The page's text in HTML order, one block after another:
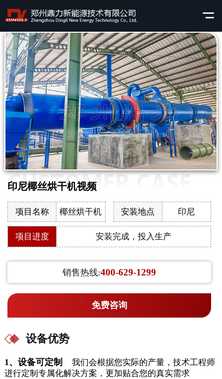
印尼椰丝烘干机视频
项目名称 椰丝烘干机 安装地点 印尼
项目进度 安装完成，投入生产
销售热线:400-629-1299
免费咨询
设备优势
1、设备可定制
我们会根据您实际的产量，技术工程师
进行定制专属化解决方案，更加贴合您的真实需求